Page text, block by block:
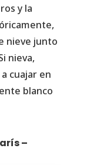
y la
nieve junto
nieva,
cuajar en
blanco
–